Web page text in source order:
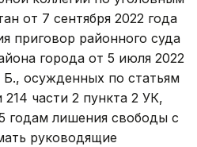
от 7 сентября 2022 года
приговор районного суда
города от 5 июля 2022
осужденных по статьям
214 части 2 пункта 2 УК,
годам лишения свободы с
руководящие